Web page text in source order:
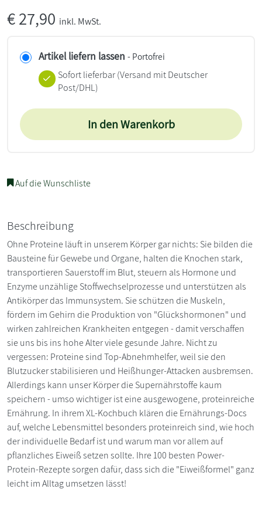
€27,90 inkl. MwSt.
Artikel liefern lassen - Portofrei
Sofort lieferbar(Versand mit Deutscher
Post/DHL)
In den Warenkorb
Auf die Wunschliste
Beschreibung
Ohne Proteine läuft in unserem Körper gar nichts: Sie bilden die
Bausteine für Gewebe und Organe, halten die Knochen stark,
transportieren Sauerstoff im Blut, steuern als Hormone und
Enzyme unzählige Stoffwechselprozesse und unterstützen als
Antikörper das Immunsystem. Sie schützen die Muskeln,
fördern im Gehirn die Produktion von "Glückshormonen" und
wirken zahlreichen Krankheiten entgegen - damit verschaffen
sie uns bis ins hohe Alter viele gesunde Jahre. Nicht zu
vergessen: Proteine sind Top-Abnehmhelfer, weil sie den
Blutzucker stabilisieren und Heißhunger-Attacken ausbremsen.
Allerdings kann unser Körper die Supernährstoffe kaum
speichern - umso wichtiger ist eine ausgewogene, proteinreiche
Ernährung. In ihrem XL-Kochbuch klären die Ernährungs-Docs
auf, welche Lebensmittel besonders proteinreich sind, wie hoch
der individuelle Bedarf ist und warum man vor allem auf
pflanzliches Eiweiß setzen sollte. Ihre 100 besten Power-
Protein-Rezepte sorgen dafür, dass sich die "Eiweißformel" ganz
leicht im Alltag umsetzen lässt!